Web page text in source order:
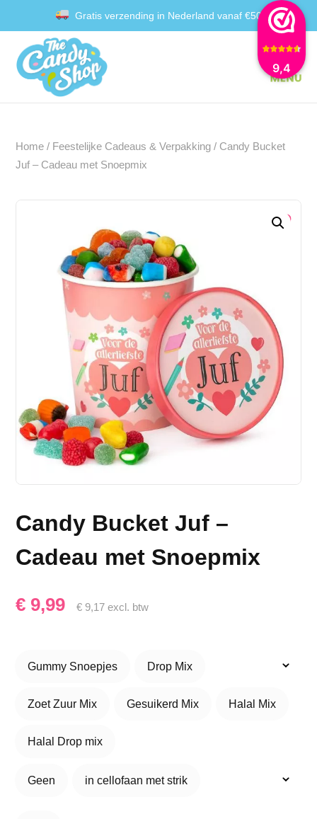
9,4
Gratis verzending in Nederland vanaf €50
Home / Feestelijke Cadeaus & Verpakking / Candy Bucket
Juf – Cadeau met Snoepmix
Candy Bucket Juf –
Cadeau met Snoepmix
€ 9,99 € 9,17 excl. btw
Gummy Snoepjes
Gummy Snoepjes
Drop Mix
Zoet Zuur Mix Gesuikerd Mix Halal Mix
Halal Drop mix
Halal Drop mix
Geen in cellofaan met strik